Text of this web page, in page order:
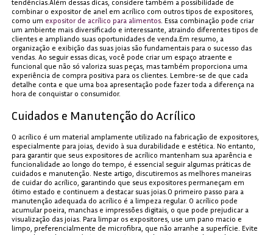
tendências.Além dessas dicas, considere também a possibilidade de
combinar o expositor de anel em acrílico com outros tipos de expositores,
como um expositor de acrílico para alimentos. Essa combinação pode criar
um ambiente mais diversificado e interessante, atraindo diferentes tipos de
clientes e ampliando suas oportunidades de venda.Em resumo, a
organização e exibição das suas joias são fundamentais para o sucesso das
vendas. Ao seguir essas dicas, você pode criar um espaço atraente e
funcional que não só valoriza suas peças, mas também proporciona uma
experiência de compra positiva para os clientes. Lembre-se de que cada
detalhe conta e que uma boa apresentação pode fazer toda a diferença na
hora de conquistar o consumidor.
Cuidados e Manutenção do Acrílico
O acrílico é um material amplamente utilizado na fabricação de expositores,
especialmente para joias, devido à sua durabilidade e estética. No entanto,
para garantir que seus expositores de acrílico mantenham sua aparência e
funcionalidade ao longo do tempo, é essencial seguir algumas práticas de
cuidados e manutenção. Neste artigo, discutiremos as melhores maneiras
de cuidar do acrílico, garantindo que seus expositores permaneçam em
ótimo estado e continuem a destacar suas joias.O primeiro passo para a
manutenção adequada do acrílico é a limpeza regular. O acrílico pode
acumular poeira, manchas e impressões digitais, o que pode prejudicar a
visualização das joias. Para limpar os expositores, use um pano macio e
limpo, preferencialmente de microfibra, que não arranhe a superfície. Evite